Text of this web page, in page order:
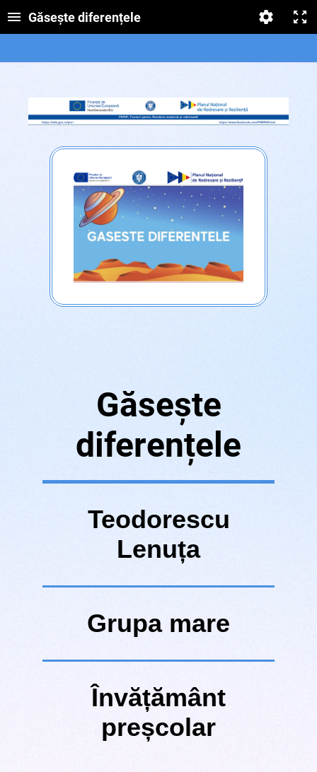
Găsește diferențele
Găsește
diferențele
Teodorescu
Lenuța
Grupa mare
Învățământ
preșcolar